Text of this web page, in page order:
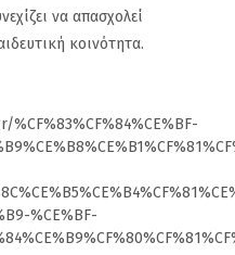
να απασχολεί
κοινότητα.
%CE%BF-